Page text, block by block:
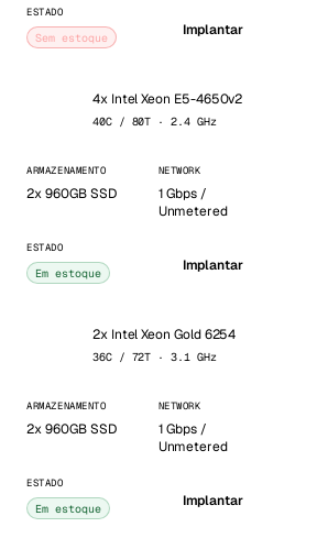
ESTADO
Sem estoque Implantar
4x Intel Xeon E5-4650v2
40C / 80T · 2.4 GHz
ARMAZENAMENTO
2x 960GB SSD
NETWORK
1 Gbps /
Unmetered
ESTADO
Em estoque Implantar
2x Intel Xeon Gold 6254
36C / 72T · 3.1 GHz
ARMAZENAMENTO
2x 960GB SSD
NETWORK
1 Gbps /
Unmetered
ESTADO
Em estoque Implantar